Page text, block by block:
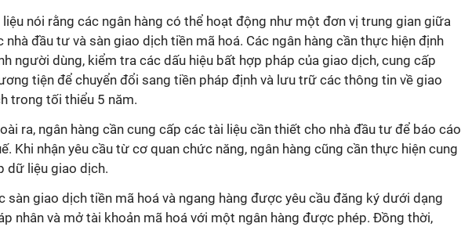
liệu nói rằng các ngân hàng có thể hoạt động như một đơn vị trung gian giữa
nhà đầu tư và sàn giao dịch tiền mã hoá. Các ngân hàng cần thực hiện định
người dùng, kiểm tra các dấu hiệu bất hợp pháp của giao dịch, cung cấp
tiện để chuyển đổi sang tiền pháp định và lưu trữ các thông tin về giao
trong tối thiểu 5 năm.
ra, ngân hàng cần cung cấp các tài liệu cần thiết cho nhà đầu tư để báo cáo
Khi nhận yêu cầu từ cơ quan chức năng, ngân hàng cũng cần thực hiện cung
dữ liệu giao dịch.
sàn giao dịch tiền mã hoá và ngang hàng được yêu cầu đăng ký dưới dạng
nhân và mở tài khoản mã hoá với một ngân hàng được phép. Đồng thời,